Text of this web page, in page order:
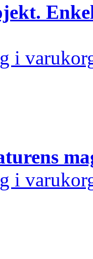
i
i